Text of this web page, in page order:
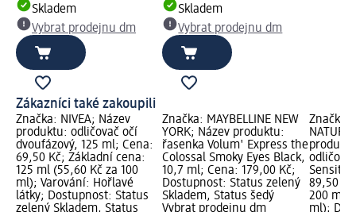
Skladem
Vybrat prodejnu dm
Skladem
Vybrat prodejnu dm
Zákazníci také zakoupili
Značka: NIVEA; Název
produktu: odličovač očí
dvoufázový, 125 ml; Cena:
69,50 Kč; Základní cena:
125 ml (55,60 Kč za 100
ml); Varování: Hořlavé
látky; Dostupnost: Status
zelený Skladem, Status
Značka: MAYBELLINE NEW
YORK; Název produktu:
řasenka Volum' Express the
Colossal Smoky Eyes Black,
10,7 ml; Cena: 179,00 Kč;
Dostupnost: Status zelený
Skladem, Status šedý
Vybrat prodejnu dm
Značka:
89,50
200 ml
ml);